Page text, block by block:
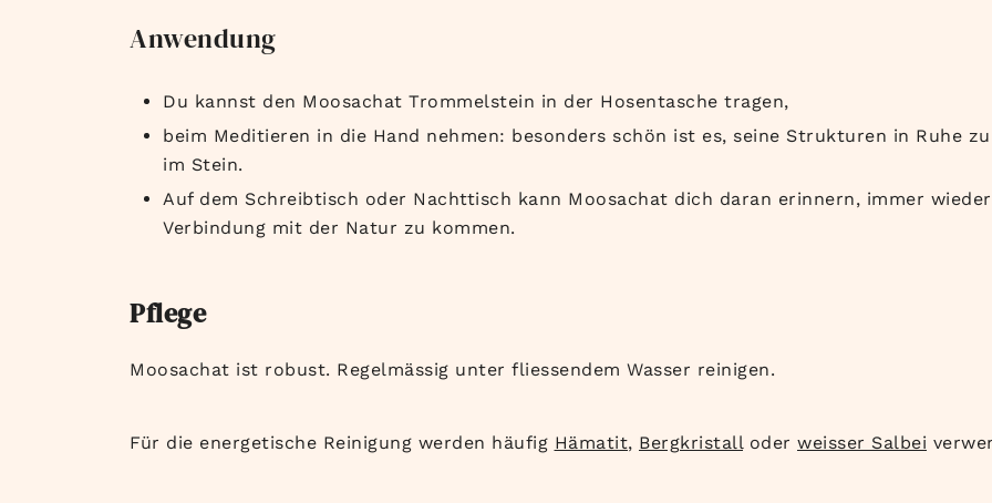
Anwendung
Du kannst den Moosachat Trommelstein in der Hosentasche tragen,
beim Meditieren in die Hand nehmen: besonders schön ist es, seine Strukturen in Ruhe
im Stein.
Auf dem Schreibtisch oder Nachttisch kann Moosachat dich daran erinnern, immer
Verbindung mit der Natur zu kommen.
Pflege
Moosachat ist robust. Regelmässig unter fliessendem Wasser reinigen.
Für die energetische Reinigung werden häufig Hämatit, Bergkristalloder weisser Salbei